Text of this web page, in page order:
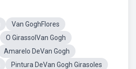
Van GoghFlores
O GirassolVan Gogh
Amarelo DeVan Gogh
Pintura DeVan Gogh Girasoles